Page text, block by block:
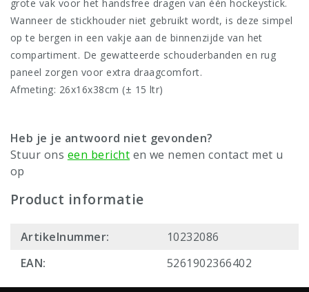
grote vak voor het handsfree dragen van één hockeystick.
Wanneer de stickhouder niet gebruikt wordt, is deze simpel
op te bergen in een vakje aan de binnenzijde van het
compartiment. De gewatteerde schouderbanden en rug
paneel zorgen voor extra draagcomfort.
Afmeting: 26x16x38cm (± 15 ltr)
Heb je je antwoord niet gevonden?
Stuur ons een bericht en we nemen contact met u
op
Product informatie
Artikelnummer:
10232086
EAN:
5261902366402